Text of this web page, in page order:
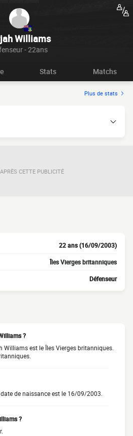
Williams
- 22ans
Stats Matchs
Plus de stats
CETTE PUBLICITÉ
22 ans (16/09/2003)
Îles Vierges britanniques
Défenseur
?
Williams est le Îles Vierges britanniques.
de naissance est le 16/09/2003.
?